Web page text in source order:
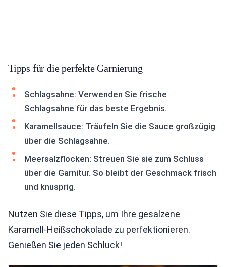
Tipps für die perfekte Garnierung
Schlagsahne: Verwenden Sie frische
Schlagsahne für das beste Ergebnis.
Karamellsauce: Träufeln Sie die Sauce großzügig
über die Schlagsahne.
Meersalzflocken: Streuen Sie sie zum Schluss
über die Garnitur. So bleibt der Geschmack frisch
und knusprig.
Nutzen Sie diese Tipps, um Ihre gesalzene
Karamell-Heißschokolade zu perfektionieren.
Genießen Sie jeden Schluck!